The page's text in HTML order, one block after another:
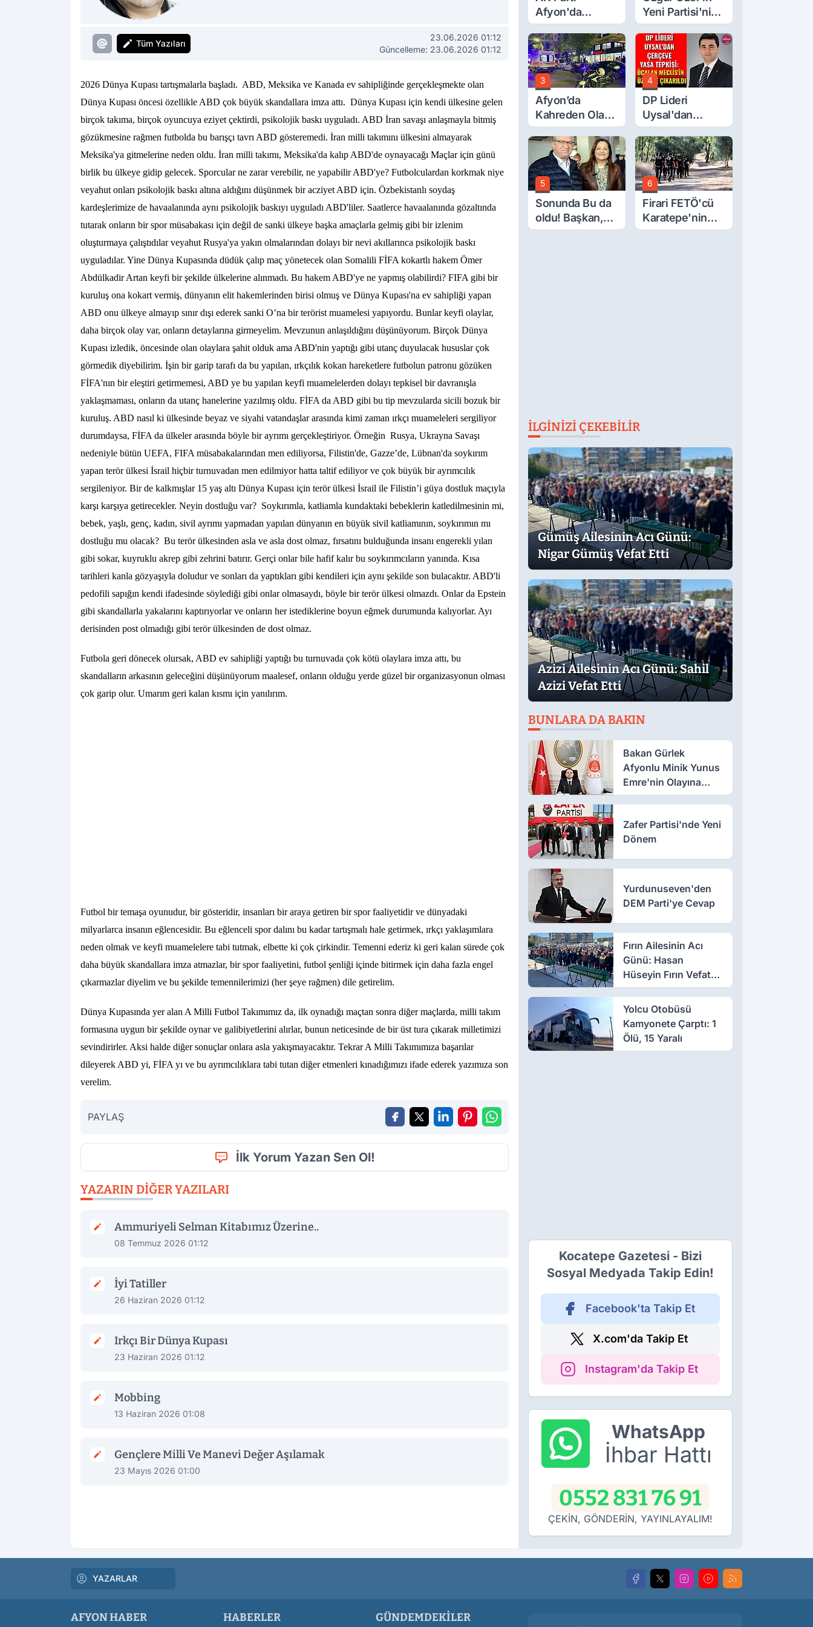
Tüm Yazıları
23.06.2026 01:12
Güncelleme: 23.06.2026 01:12
2026 Dünya Kupası tartışmalarla başladı. ABD, Meksika ve Kanada ev sahipliğinde gerçekleşmekte olan
Dünya Kupası öncesi özellikle ABD çok büyük skandallara imza attı. Dünya Kupası için kendi ülkesine gelen
birçok takıma, birçok oyuncuya eziyet çektirdi, psikolojik baskı uyguladı. ABD İran savaşı anlaşmayla bitmiş
gözükmesine rağmen futbolda bu barışçı tavrı ABD gösteremedi. İran milli takımını ülkesini almayarak
Meksika'ya gitmelerine neden oldu. İran milli takımı, Meksika'da kalıp ABD'de oynayacağı Maçlar için günü
birlik bu ülkeye gidip gelecek. Sporcular ne zarar verebilir, ne yapabilir ABD'ye? Futbolculardan korkmak niye
veyahut onları psikolojik baskı altına aldığını düşünmek bir acziyet ABD için. Özbekistanlı soydaş
kardeşlerimize de havaalanında aynı psikolojik baskıyı uyguladı ABD'liler. Saatlerce havaalanında gözaltında
tutarak onların bir spor müsabakası için değil de sanki ülkeye başka amaçlarla gelmiş gibi bir izlenim
oluşturmaya çalıştıdılar veyahut Rusya'ya yakın olmalarından dolayı bir nevi akıllarınca psikolojik baskı
uyguladılar. Yine Dünya Kupasında düdük çalıp maç yönetecek olan Somalili FİFA kokartlı hakem Ömer
Abdülkadir Artan keyfi bir şekilde ülkelerine alınmadı. Bu hakem ABD'ye ne yapmış olabilirdi? FIFA gibi bir
kuruluş ona kokart vermiş, dünyanın elit hakemlerinden birisi olmuş ve Dünya Kupası'na ev sahipliği yapan
ABD onu ülkeye almayıp sınır dışı ederek sanki O’na bir terörist muamelesi yapıyordu. Bunlar keyfi olaylar,
daha birçok olay var, onların detaylarına girmeyelim. Mevzunun anlaşıldığını düşünüyorum. Birçok Dünya
Kupası izledik, öncesinde olan olaylara şahit olduk ama ABD'nin yaptığı gibi utanç duyulacak hususlar çok
görmedik diyebilirim. İşin bir garip tarafı da bu yapılan, ırkçılık kokan hareketlere futbolun patronu gözüken
FİFA'nın bir eleştiri getirmemesi, ABD ye bu yapılan keyfi muamelelerden dolayı tepkisel bir davranışla
yaklaşmaması, onların da utanç hanelerine yazılmış oldu. FİFA da ABD gibi bu tip mevzularda sicili bozuk bir
kuruluş. ABD nasıl ki ülkesinde beyaz ve siyahi vatandaşlar arasında kimi zaman ırkçı muameleleri sergiliyor
durumdaysa, FİFA da ülkeler arasında böyle bir ayrımı gerçekleştiriyor. Örneğin Rusya, Ukrayna Savaşı
nedeniyle bütün UEFA, FIFA müsabakalarından men ediliyorsa, Filistin'de, Gazze’de, Lübnan'da soykırım
yapan terör ülkesi İsrail hiçbir turnuvadan men edilmiyor hatta taltif ediliyor ve çok büyük bir ayrımcılık
sergileniyor. Bir de kalkmışlar 15 yaş altı Dünya Kupası için terör ülkesi İsrail ile Filistin’i güya dostluk maçıyla
karşı karşıya getirecekler. Neyin dostluğu var? Soykırımla, katliamla kundaktaki bebeklerin katledilmesinin mi,
bebek, yaşlı, genç, kadın, sivil ayrımı yapmadan yapılan dünyanın en büyük sivil katliamının, soykırımın mı
dostluğu mu olacak? Bu terör ülkesinden asla ve asla dost olmaz, fırsatını bulduğunda insanı engerekli yılan
gibi sokar, kuyruklu akrep gibi zehrini batırır. Gerçi onlar bile hafif kalır bu soykırımcıların yanında. Kısa
tarihleri kanla gözyaşıyla doludur ve sonları da yaptıkları gibi kendileri için aynı şekilde son bulacaktır. ABD'li
pedofili sapığın kendi ifadesinde söylediği gibi onlar olmasaydı, böyle bir terör ülkesi olmazdı. Onlar da Epstein
gibi skandallarla yakalarını kaptırıyorlar ve onların her istediklerine boyun eğmek durumunda kalıyorlar. Ayı
derisinden post olmadığı gibi terör ülkesinden de dost olmaz.
Futbola geri dönecek olursak, ABD ev sahipliği yaptığı bu turnuvada çok kötü olaylara imza attı, bu
skandalların arkasının geleceğini düşünüyorum maalesef, onların olduğu yerde güzel bir organizasyonun olması
çok garip olur. Umarım geri kalan kısmı için yanılırım.
Futbol bir temaşa oyunudur, bir gösteridir, insanları bir araya getiren bir spor faaliyetidir ve dünyadaki
milyarlarca insanın eğlencesidir. Bu eğlenceli spor dalını bu kadar tartışmalı hale getirmek, ırkçı yaklaşımlara
neden olmak ve keyfi muamelelere tabi tutmak, elbette ki çok çirkindir. Temenni ederiz ki geri kalan sürede çok
daha büyük skandallara imza atmazlar, bir spor faaliyetini, futbol şenliği içinde bitirmek için daha fazla engel
çıkarmazlar diyelim ve bu şekilde temennilerimizi (her şeye rağmen) dile getirelim.
Dünya Kupasında yer alan A Milli Futbol Takımımız da, ilk oynadığı maçtan sonra diğer maçlarda, milli takım
formasına uygun bir şekilde oynar ve galibiyetlerini alırlar, bunun neticesinde de bir üst tura çıkarak milletimizi
sevindirirler. Aksi halde diğer sonuçlar onlara asla yakışmayacaktır. Tekrar A Milli Takımımıza başarılar
dileyerek ABD yi, FİFA yı ve bu ayrımcılıklara tabi tutan diğer etmenleri kınadığımızı ifade ederek yazımıza son
verelim.
PAYLAŞ
İlk Yorum Yazan Sen Ol!
YAZARIN DIĞER YAZILARI
Ammuriyeli Selman Kitabımız Üzerine..
08 Temmuz 2026 01:12
İyi Tatiller
26 Haziran 2026 01:12
Irkçı Bir Dünya Kupası
23 Haziran 2026 01:12
Mobbing
13 Haziran 2026 01:08
Gençlere Milli Ve Manevi Değer Aşılamak
23 Mayıs 2026 01:00
Afyon'da
Turgay Şahin'in
Ardından Bir
Şok Daha!
Yeni Partisi'nin
Afyon Başkanı
Belli Oldu
3
Afyon’da
Kahreden Olay:
6 Yaşındaki
Çocuk 6. Kattan
Düştü
4
DP Lideri
Uysal'dan
Çerçeve Yasa
Tepkisi: Öcalan
Meclis'in
Üzerine Çıkarıldı
5
Sonunda Bu da
oldu! Başkan,
Meclis Üyesini
6
Firari FETÖ'cü
Karatepe'nin
Gösterdiği
İLGINIZI ÇEKEBILIR
Gümüş Ailesinin Acı Günü:
Nigar Gümüş Vefat Etti
Azizi Ailesinin Acı Günü: Sahil
Azizi Vefat Etti
BUNLARA DA BAKIN
Bakan Gürlek
Afyonlu Minik Yunus
Emre'nin Olayına
Sahip Çıktı
Zafer Partisi'nde Yeni
Dönem
Yurdunuseven'den
DEM Parti'ye Cevap
Fırın Ailesinin Acı
Günü: Hasan
Hüseyin Fırın Vefat
Etti
Yolcu Otobüsü
Kamyonete Çarptı: 1
Ölü, 15 Yaralı
Kocatepe Gazetesi - Bizi
Sosyal Medyada Takip Edin!
Facebook'ta Takip Et
X.com'da Takip Et
Instagram'da Takip Et
WhatsApp
İhbar Hattı
0552 831 76 91
ÇEKİN, GÖNDERİN, YAYINLAYALIM!
YAZARLAR
AFYON HABER HABERLER GÜNDEMDEKILER